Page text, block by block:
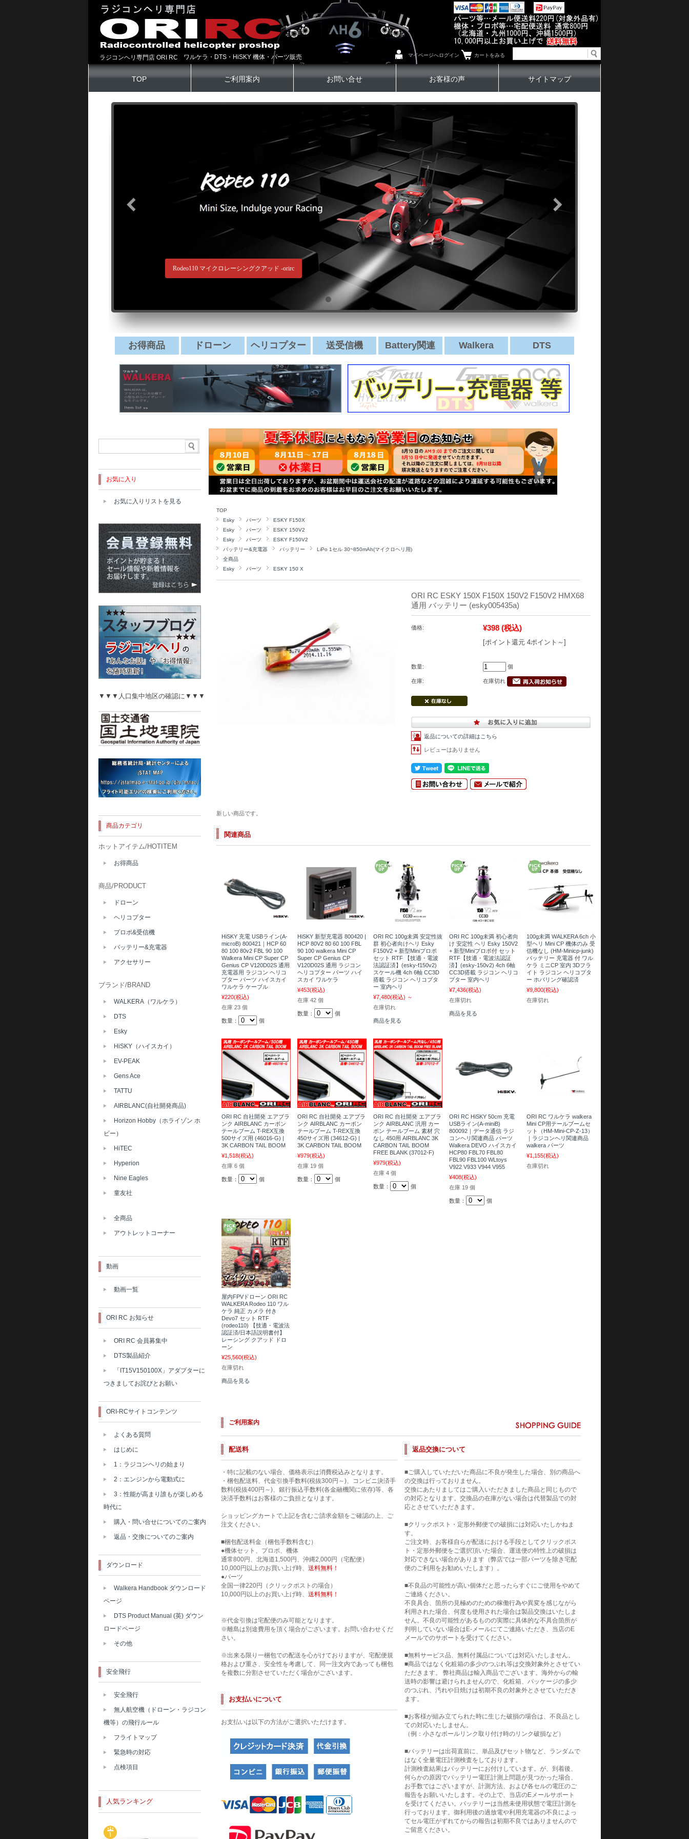
ラジコンヘリ専門店 ORI RC ワルケラ・DTS・HiSKY 機体・パーツ販売 マイページへログイン カートをみる
TOP ご利用案内 お問い合せ お客様の声 サイトマップ
TOP
Esky
パーツ
ESKY F150X
Esky
パーツ
ESKY 150V2
Esky
パーツ
ESKY F150V2
バッテリー&充電器
バッテリー
LiPo 1セル 30~850mAh(マイクロヘリ用)
全商品
Esky
パーツ ESKY 150 X
ORI RC ESKY 150X F150X 150V2 F150V2 HMX68
通用 バッテリー (esky005435a)
価格: ¥398 (税込)
[ポイント還元 4ポイント～]
数量: 個
在庫: 在庫切れ
返品についての詳細はこちら
レビューはありません
新しい商品です。
関連商品
HiSKY 充電 USBライン(A-
microB) 800421｜HCP 60
80 100 80v2 FBL 90 100
Walkera Mini CP Super CP
Genius CP V120D02S 通用
充電器用 ラジコン ヘリコ
プター パーツ ハイスカイ
ワルケラ ケーブル
¥220(税込)
在庫 23 個
数量： 個
HiSKY 新型充電器 800420 |
HCP 80V2 80 60 100 FBL
90 100 walkera Mini CP
Super CP Genius CP
V120D02S 通用 ラジコン
ヘリコプター パーツ ハイ
スカイ ワルケラ
¥453(税込)
在庫 42 個
数量： 個
ORI RC 100g未満 安定性抜
群 初心者向けヘリ Esky
F150V2 + 新型Miniプロポ
セット RTF 【技適・電波
法認証済】(esky-f150v2)
スケール機 4ch 6軸 CC3D
搭載 ラジコン ヘリコプタ
ー 室内ヘリ
¥7,480(税込) ～
在庫切れ
商品を見る
ORI RC 100g未満 初心者向
け 安定性 ヘリ Esky 150V2
+ 新型Miniプロポ付 セット
RTF【技適・電波法認証
済】(esky-150v2) 4ch 6軸
CC3D搭載 ラジコン ヘリコ
プター 室内ヘリ
¥7,436(税込)
在庫切れ
商品を見る
100g未満 WALKERA 6ch 小
型ヘリ Mini CP 機体のみ 受
信機なし (HM-Minicp-junk)
バッテリー 充電器 付 ワル
ケラ ミニCP 室内 3Dフラ
イト ラジコン ヘリコプタ
ー ホバリング確認済
¥9,800(税込)
在庫切れ
ORI RC 自社開発 エアブラ
ンク AIRBLANC カーボン
テールブーム T-REX互換
500サイズ用 (46016-G) |
3K CARBON TAIL BOOM
¥1,518(税込)
在庫 6 個
数量： 個
ORI RC 自社開発 エアブラ
ンク AIRBLANC カーボン
テールブーム T-REX互換
450サイズ用 (34612-G) |
3K CARBON TAIL BOOM
¥979(税込)
在庫 19 個
数量： 個
ORI RC 自社開発 エアブラ
ンク AIRBLANC 汎用 カー
ボン テールブーム 素材 穴
なし 450用 AIRBLANC 3K
CARBON TAIL BOOM
FREE BLANK (37012-F)
¥979(税込)
在庫 4 個
数量： 個
ORI RC HiSKY 50cm 充電
USBライン(A-miniB)
800092｜データ通信 ラジ
コンヘリ関連商品 パーツ
Walkera DEVO ハイスカイ
HCP80 FBL70 FBL80
FBL90 FBL100 WLtoys
V922 V933 V944 V955
¥408(税込)
在庫 19 個
数量： 個
ORI RC ワルケラ walkera
Mini CP用テールブームセ
ット（HM-Mini-CP-Z-13）
｜ラジコンヘリ関連商品
walkera パーツ
¥1,155(税込)
在庫切れ
屋内FPVドローン ORI RC
WALKERA Rodeo 110 ワル
ケラ 純正 カメラ 付き
Devo7 セット RTF
(rodeo110) 【技適・電波法
認証済/日本語説明書付】
レーシング クアッド ドロ
ーン
¥25,560(税込)
在庫切れ
商品を見る
ご利用案内
配送料
・特に記載のない場合、価格表示は消費税込みとなります。
・梱包配送料、代金引換手数料(税抜300円～)、コンビニ決済手
数料(税抜400円～)、銀行振込手数料(各金融機関に依存)等、各
決済手数料はお客様のご負担となります。
ショッピングカートで上記を含むご請求金額をご確認の上、ご
注文ください。
■梱包配送料金（梱包手数料含む）
●機体セット、プロポ、機体
通常800円、北海道1,500円、沖縄2,000円（宅配便）
10,000円以上のお買い上げ時、 送料無料！
●パーツ
全国一律220円（クリックポストの場合）
10,000円以上のお買い上げ時、 送料無料！
※代金引換は宅配便のみ可能となります。
※離島は別途費用を頂く場合がございます。お問い合わせくだ
さい。
※出来る限り一梱包での配送を心がけておりますが、宅配便規
格および重さ、安全性を考慮して、同一注文内であっても梱包
を複数に分割させていただく場合がございます。
お支払いについて
お支払いは以下の方法がご選択いただけます。
返品交換について
■ご購入していただいた商品に不良が発生した場合、別の商品へ
の交換は行っておりません。
交換にあたりましてはご購入いただきました商品と同じもので
の対応となります。交換品の在庫がない場合は代替製品での対
応とさせていただきます。
■クリックポスト・定形外郵便での破損には対応いたしかねま
す。
ご注文時、お客様自らが配送における手段としてクリックポス
ト・定形外郵便をご選択頂いた場合、運送便の特性上の破損は
対応できない場合があります（弊店では一部パーツを除き宅配
便のご利用をお勧めいたします）。
■不良品の可能性が高い個体だと思ったらすぐにご使用をやめて
ご連絡ください。
不良具合、箇所の見極めのための稼働行為や異変を感じながら
利用された場合、何度も使用された場合は製品交換はいたしま
せん。不良の可能性があるものの実際に具体的な不具合箇所が
判明していない場合はE-メールにてご連絡いただき、当店のE
メールでのサポートを受けてください。
■無料サービス品、無料付属品については対応いたしません。
■商品ではなく化粧箱の多少のつぶれ等は交換対象外とさせてい
ただきます。 弊社商品は輸入商品でございます。海外からの輸
送時の影響は避けられませんので、化粧箱、パッケージの多少
のつぶれ、汚れや日焼けは初期不良の対象外とさせていただき
ます。
■お客様が組み立てられた時に生じた破損の場合は、不良品とし
ての対応いたしません。
（例：小さなボールリンク取り付け時のリンク破損など）
■バッテリーは出荷直前に、単品及びセット物など、ランダムで
はなく全量電圧計測検査をしております。
計測検査結果はバッテリーにお付けしています。が、到着後、
何らかの原因でバッテリー電圧計測上問題が見つかった場合、
お手数ではございますが、計測方法、および各セルの電圧のご
報告をお願いいたします。その上で、当店のEメールサポート
を受けてください。バッテリーは当然未使用状態で電圧計測を
行っております。御利用後の過放電や利用充電器の不良によっ
てセル電圧がずれてからの報告は初期不良ではありませんので
ご留意ください。
お気に入り
お気に入りリストを見る
▼▼▼人口集中地区の確認に▼▼▼
商品カテゴリ
ホットアイテム/HOTITEM
お得商品
商品/PRODUCT
ドローン
ヘリコプター
プロポ&受信機
バッテリー&充電器
アクセサリー
ブランド/BRAND
WALKERA（ワルケラ）
DTS
Esky
HiSKY（ハイスカイ）
EV-PEAK
Gens Ace
TATTU
AIRBLANC(自社開発商品)
Horizon Hobby（ホライゾン ホ
ビー）
HiTEC
Hyperion
Nine Eagles
童友社
全商品
アウトレットコーナー
動画
動画一覧
ORI RC お知らせ
ORI RC 会員募集中
DTS製品紹介
「IT15V150100X」アダプターに
つきましてお詫びとお願い
ORI-RCサイトコンテンツ
よくある質問
はじめに
1：ラジコンヘリの始まり
2：エンジンから電動式に
3：性能が高まり誰もが楽しめる
時代に
購入・問い合せについてのご案内
返品・交換についてのご案内
ダウンロード
Walkera Handbook ダウンロード
ページ
DTS Product Manual (英) ダウン
ロードページ
その他
安全飛行
安全飛行
無人航空機（ドローン・ラジコン
機等）の飛行ルール
フライトマップ
緊急時の対応
点検項目
人気ランキング